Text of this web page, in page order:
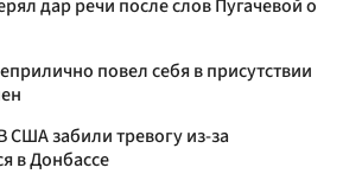
дар речи после слов Пугачевой о
повел cебя в присутствии
США забили тревогу из-за
в Донбассе